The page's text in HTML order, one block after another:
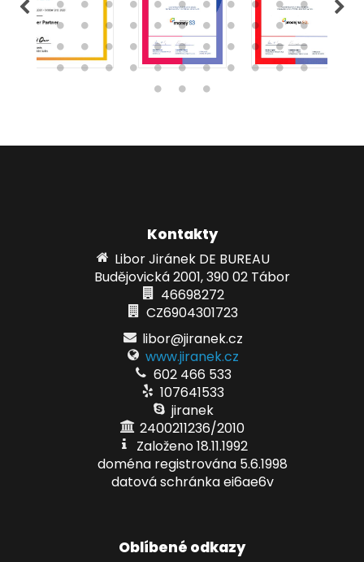
Kontakty
Libor Jiránek DE BUREAU
Budějovická 2001, 390 02 Tábor
46698272
CZ6904301723
libor@jiranek.cz
www.jiranek.cz
602 466 533
107641533
jiranek
2400211236/2010
Založeno 18.11.1992
doména registrována 5.6.1998
datová schránka ei6ae6v
Oblíbené odkazy